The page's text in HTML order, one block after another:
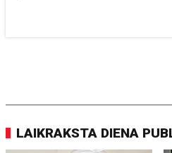
LAIKRAKSTA DIENA